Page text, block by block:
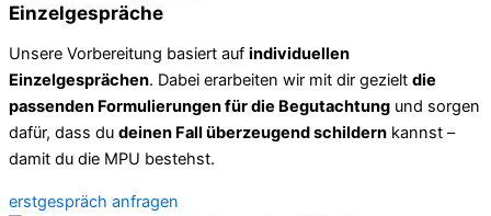
Einzelgespräche
Unsere Vorbereitung basiert auf individuellen
Einzelgesprächen. Dabei erarbeiten wir mit dir gezielt die
passenden Formulierungen für die Begutachtung und sorgen
dafür, dass du deinen Fall überzeugend schildern kannst –
damit du die MPU bestehst.
erstgespräch anfragen